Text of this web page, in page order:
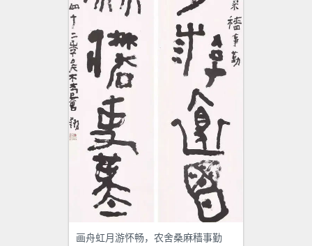
画舟虹月游怀畅，农舍桑麻穑事勤